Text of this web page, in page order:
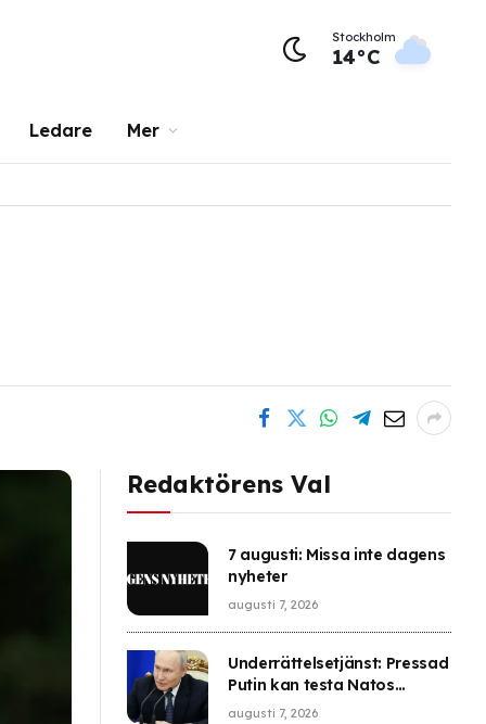
Stockholm
14°C
Ledare Mer
Redaktörens Val
7 augusti: Missa inte dagens
nyheter
augusti 7, 2026
Underrättelsetjänst: Pressad
Putin kan testa Natos
försvar
augusti 7, 2026